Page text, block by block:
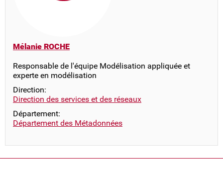
Mélanie ROCHE
Responsable de l'équipe Modélisation appliquée et
experte en modélisation
Direction:
Direction des services et des réseaux
Département:
Département des Métadonnées